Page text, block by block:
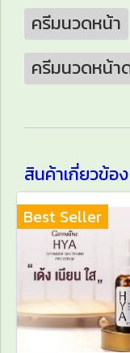
ครีมนวดหน้า
ครีมนวดหน้า
สินค้าเกี่ยวข้อง
Best Seller